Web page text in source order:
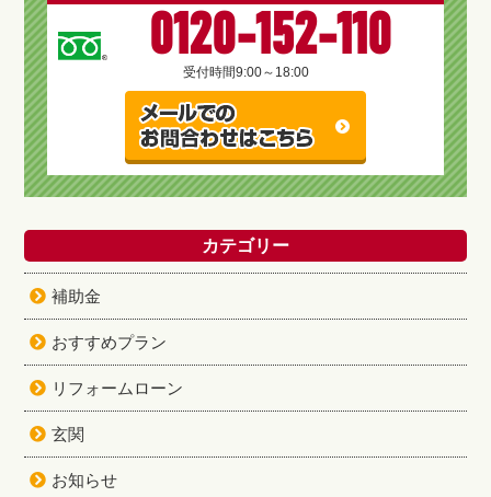
0120-152-110
受付時間9:00～18:00
カテゴリー
補助金
おすすめプラン
リフォームローン
玄関
お知らせ